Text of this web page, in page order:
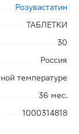
Розувастатин
ТАБЛЕТКИ
30
Россия
температуре
36 мес.
1000314818